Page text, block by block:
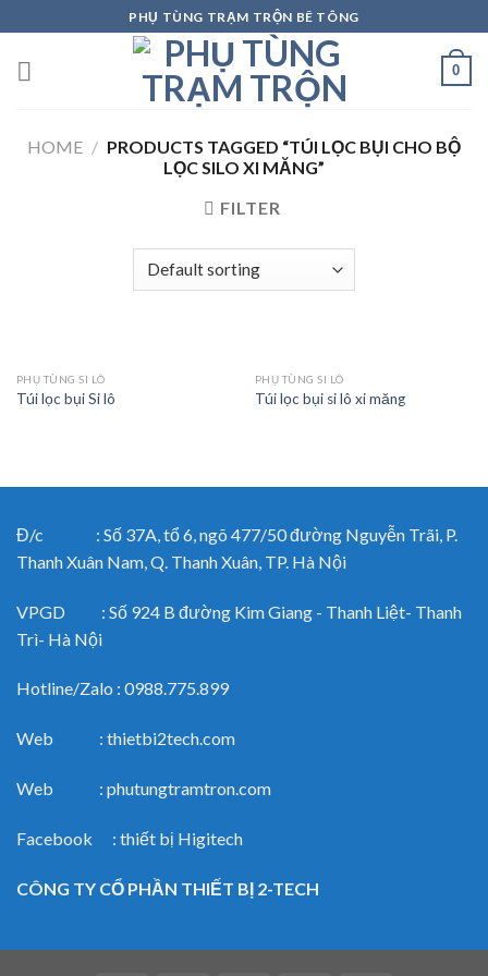
to
content
PHỤ TÙNG TRẠM TRỘN BÊ TÔNG
0
HOME / PRODUCTS TAGGED “TÚI LỌC BỤI CHO BỘ
LỌC SILO XI MĂNG”
FILTER
PHỤ TÙNG SI LÔ
Túi lọc bụi Si lô
PHỤ TÙNG SI LÔ
Túi lọc bụi si lô xi măng
Đ/c : Số 37A, tổ 6, ngõ 477/50 đường Nguyễn Trãi, P.
Thanh Xuân Nam, Q. Thanh Xuân, TP. Hà Nội
VPGD : Số 924 B đường Kim Giang - Thanh Liệt- Thanh
Trì- Hà Nội
Hotline/Zalo : 0988.775.899
Web : thietbi2tech.com
Web : phutungtramtron.com
Facebook : thiết bị Higitech
CÔNG TY CỔ PHẦN THIẾT BỊ 2-TECH